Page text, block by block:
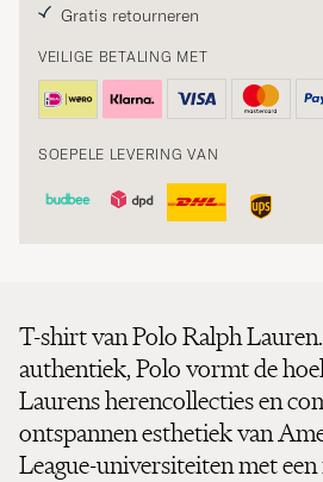
Gratis retourneren
VEILIGE BETALING MET
SOEPELE LEVERING VAN
T-shirt van Polo Ralph
authentiek, Polo vormt de
Laurens herencollecties en
ontspannen esthetiek van
League-universiteiten met